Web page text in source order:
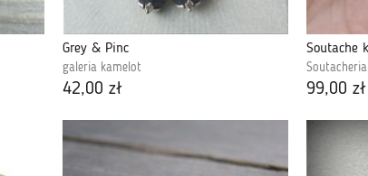
Grey & Pinc
galeria kamelot
42,00 zł
Soutacheria
99,00 zł